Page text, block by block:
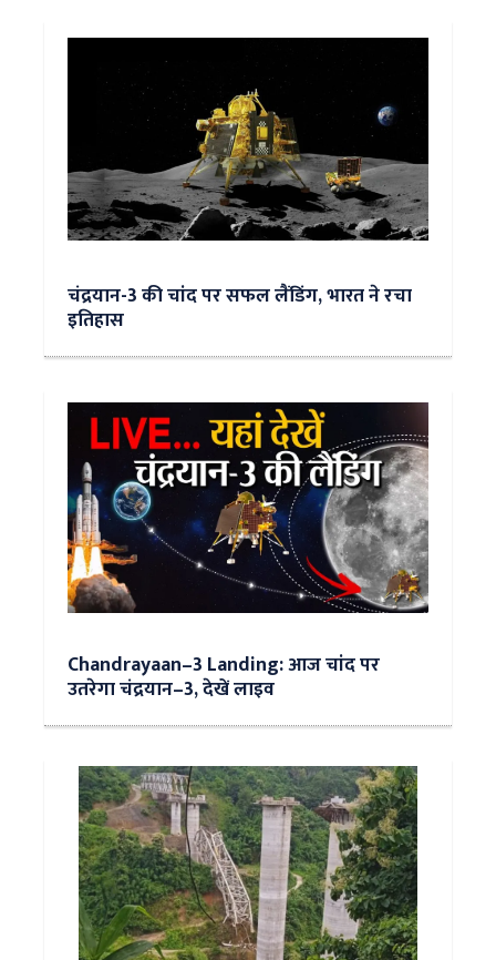
चंद्रयान-3 की चांद पर सफल लैंडिंग, भारत ने रचा
इतिहास
Chandrayaan–3 Landing: आज चांद पर
उतरेगा चंद्रयान–3, देखें लाइव